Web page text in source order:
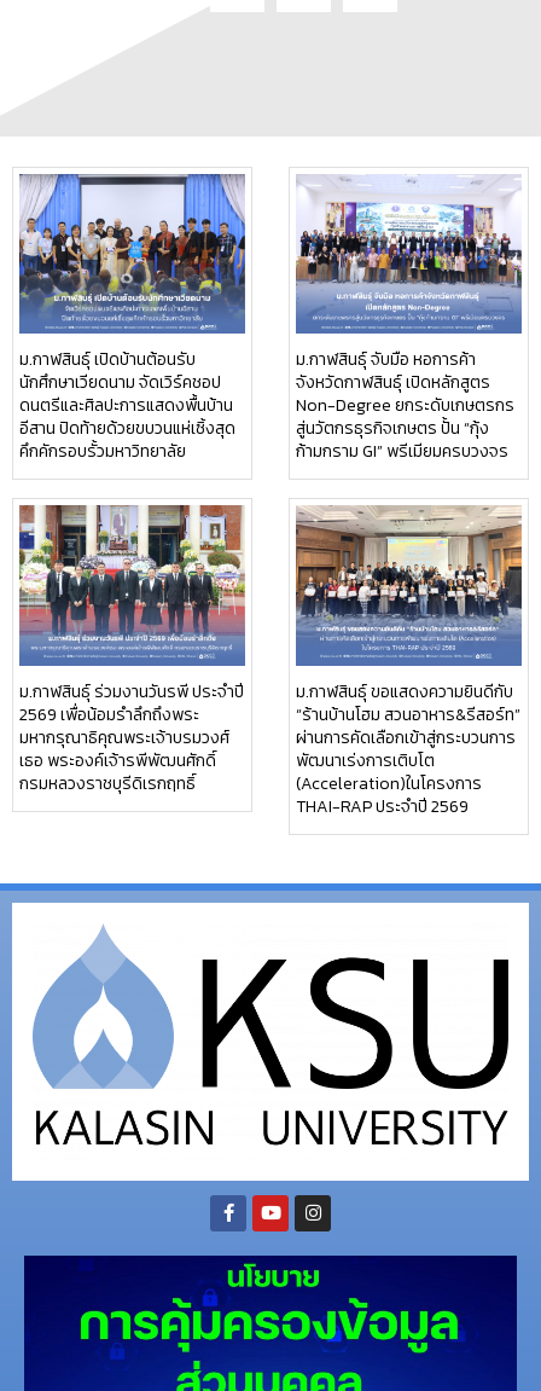
ม.กาฬสินธุ์ เปิดบ้านต้อนรับ
นักศึกษาเวียดนาม จัดเวิร์คชอป
ดนตรีและศิลปะการแสดงพื้นบ้าน
อีสาน ปิดท้ายด้วยขบวนแห่เซิ้งสุด
คึกคักรอบรั้วมหาวิทยาลัย
ม.กาฬสินธุ์ จับมือ หอการค้า
จังหวัดกาฬสินธุ์ เปิดหลักสูตร
Non-Degree ยกระดับเกษตรกร
สู่นวัตกรธุรกิจเกษตร ปั้น “กุ้ง
ก้ามกราม GI” พรีเมียมครบวงจร
ม.กาฬสินธุ์ ร่วมงานวันรพี ประจำปี
2569 เพื่อน้อมรำลึกถึงพระ
มหากรุณาธิคุณพระเจ้าบรมวงศ์
เธอ พระองค์เจ้ารพีพัฒนศักดิ์
กรมหลวงราชบุรีดิเรกฤทธิ์
ม.กาฬสินธุ์ ขอแสดงความยินดีกับ
“ร้านบ้านโฮม สวนอาหาร&รีสอร์ท”
ผ่านการคัดเลือกเข้าสู่กระบวนการ
พัฒนาเร่งการเติบโต
(Acceleration)ในโครงการ
THAI-RAP ประจำปี 2569